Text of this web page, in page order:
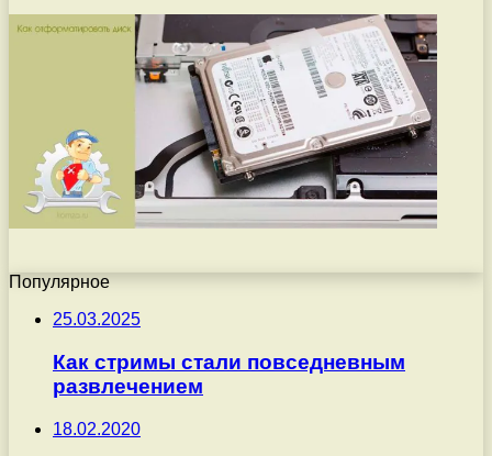
Популярное
25.03.2025
Как стримы стали повседневным
развлечением
18.02.2020